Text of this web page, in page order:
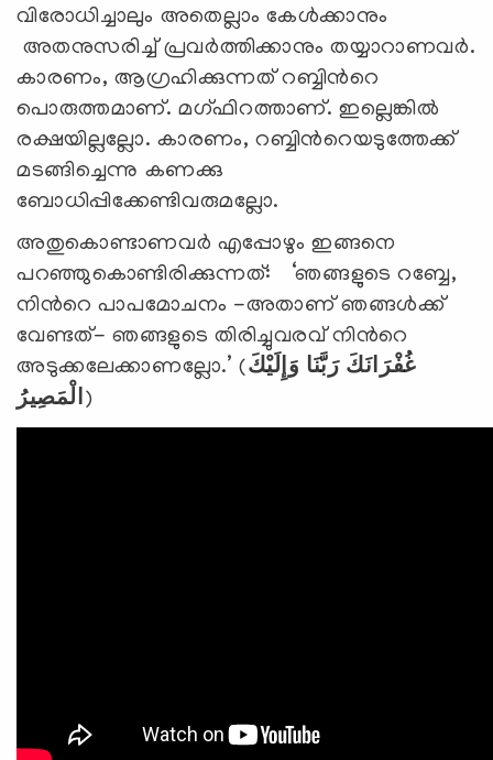
വിരോധിച്ചാലും അതെല്ലാം കേള്‍ക്കാനും
അതനുസരിച്ച് പ്രവര്‍ത്തിക്കാനും തയ്യാറാണവര്‍.
കാരണം, ആഗ്രഹിക്കുന്നത് റബ്ബിന്‍റെ
പൊരുത്തമാണ്. മഗ്ഫിറത്താണ്. ഇല്ലെങ്കില്‍
രക്ഷയില്ലല്ലോ. കാരണം, റബ്ബിന്‍റെയടുത്തേക്ക്
മടങ്ങിച്ചെന്നു കണക്കു
ബോധിപ്പിക്കേണ്ടിവരുമല്ലോ.
അതുകൊണ്ടാണവര്‍ എപ്പോഴും ഇങ്ങനെ
പറഞ്ഞുകൊണ്ടിരിക്കുന്നത്: ‘ഞങ്ങളുടെ റബ്ബേ,
നിന്‍റെ പാപമോചനം -അതാണ് ഞങ്ങള്‍ക്ക്
വേണ്ടത്- ഞങ്ങളുടെ തിരിച്ചുവരവ് നിന്‍റെ
അടുക്കലേക്കാണല്ലോ.’ (غُفْرَانَكَ رَبَّنَا وَإِلَيْكَ
الْمَصِيرُ)